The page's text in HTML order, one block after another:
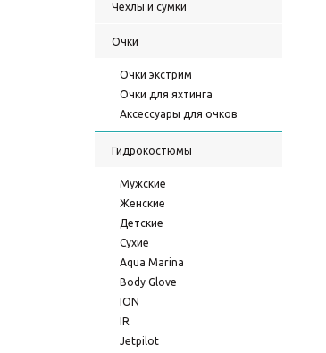
Чехлы и сумки
Очки
Очки экстрим
Очки для яхтинга
Аксессуары для очков
Гидрокостюмы
Мужские
Женские
Детские
Сухие
Aqua Marina
Body Glove
ION
IR
Jetpilot